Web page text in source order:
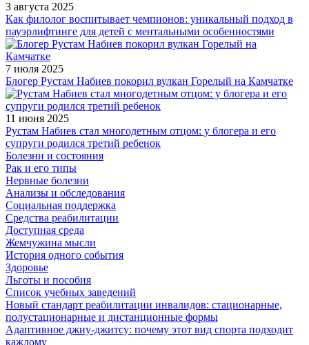
3 августа 2025
Как филолог воспитывает чемпионов: уникальный подход в
пауэрлифтинге для детей с ментальными особенностями
7 июля 2025
Блогер Рустам Набиев покорил вулкан Горелый на Камчатке
11 июня 2025
Рустам Набиев стал многодетным отцом: у блогера и его
супруги родился третий ребенок
Болезни и состояния
Рак и его типы
Нервные болезни
Анализы и обследования
Социальная поддержка
Средства реабилитации
Доступная среда
Жемчужина мысли
История одного события
Здоровье
Льготы и пособия
Список учебных заведений
Новый стандарт реабилитации инвалидов: стационарные,
полустационарные и дистанционные формы
Адаптивное джиу-джитсу: почему этот вид спорта подходит
каждому